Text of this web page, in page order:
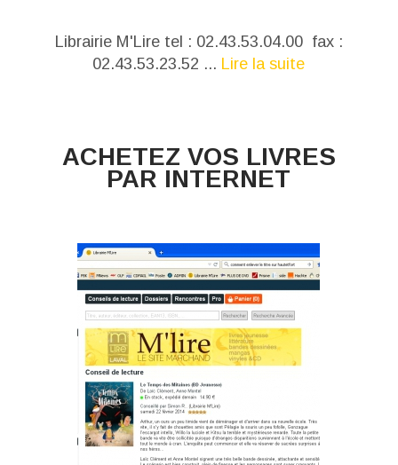
Librairie M'Lire tel : 02.43.53.04.00 fax :
02.43.53.23.52 ... Lire la suite
ACHETEZ VOS LIVRES
PAR INTERNET